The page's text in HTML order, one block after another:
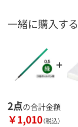
一緒に購入する
2点の合計金額
￥1,010（税込）